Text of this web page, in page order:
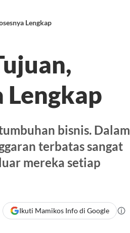
Lengkap
Lengkap
bisnis. Dalam
terbatas sangat
mereka setiap
Ikuti Mamikos Info di Google